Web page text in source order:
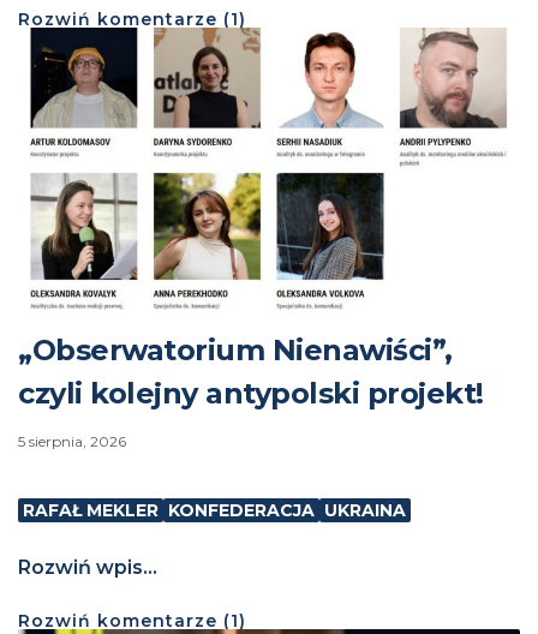
Rozwiń komentarze (1)
„Obserwatorium Nienawiści”,
czyli kolejny antypolski projekt!
5 sierpnia, 2026
RAFAŁ MEKLER KONFEDERACJA UKRAINA
Rozwiń wpis...
Rozwiń komentarze (1)